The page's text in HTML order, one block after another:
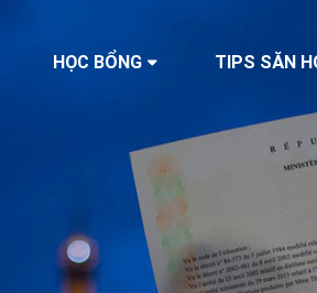
HỌC BỔNG TIPS SĂN